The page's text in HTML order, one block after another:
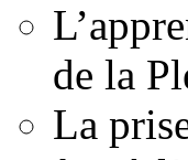
de la
La